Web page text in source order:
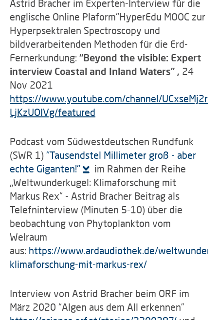
Astrid Bracher im Experten-Interview für die
englische Online Plaform"HyperEdu MOOC zur
Hyperpsektralen Spectroscopy und
bildverarbeitenden Methoden für die Erd-
Fernerkundung: “Beyond the visible: Expert
interview Coastal and Inland Waters” , 24
Nov 2021
https://www.youtube.com/channel/
LjKzUOIVg/featured
Podcast vom Südwestdeutschen Rundfunk
(SWR 1) "Tausendstel Millimeter groß - aber
echte Giganten!"
im Rahmen der Reihe
„Weltwunderkugel: Klimaforschung mit
Markus Rex“ - Astrid Bracher Beitrag als
Telefninterview (Minuten 5-10) über die
beobachtung von Phytoplankton vom
Welraum
aus: https://www.ardaudiothek.de/
klimaforschung-mit-markus-rex/
Interview von Astrid Bracher beim ORF im
März 2020 “Algen aus dem All erkennen”